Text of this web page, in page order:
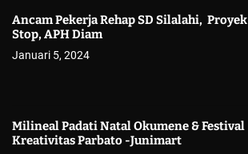
Ancam Pekerja Rehap SD Silalahi, Proyek
Stop, APH Diam
Januari 5, 2024
Milineal Padati Natal Okumene & Festival
Kreativitas Parbato -Junimart